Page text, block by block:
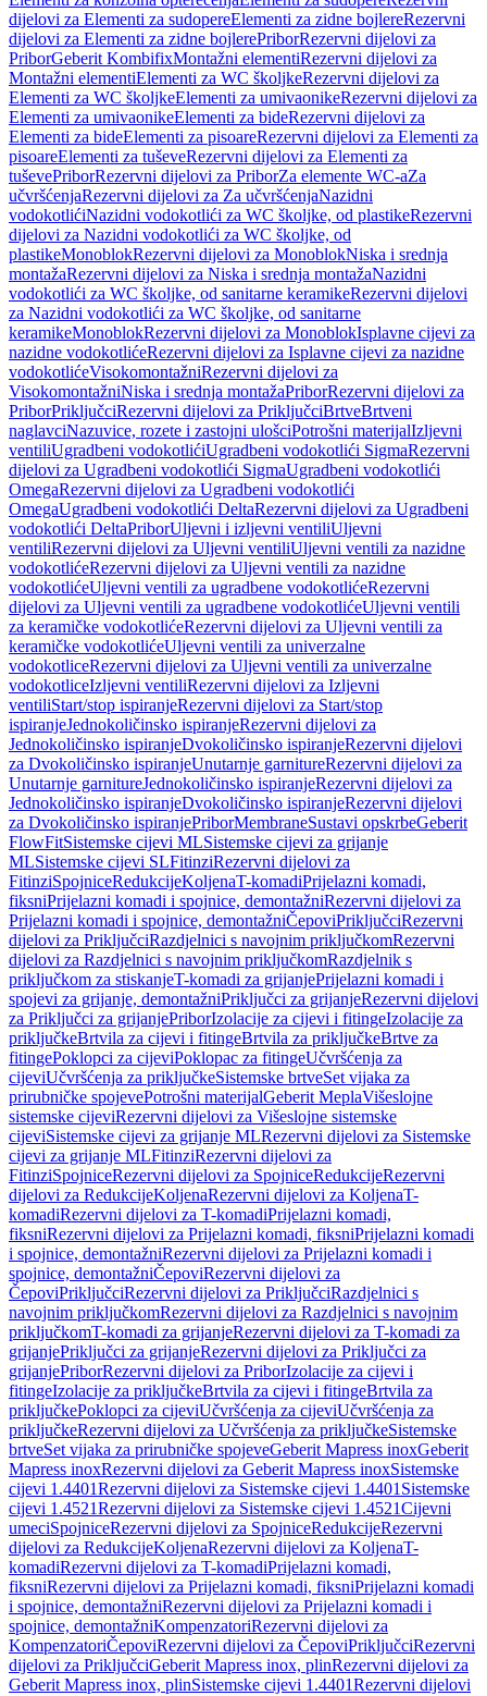
dijelovi za Elementi za sudopereElementi za zidne bojlereRezervni
dijelovi za Elementi za zidne bojlerePriborRezervni dijelovi za
PriborGeberit KombifixMontažni elementiRezervni dijelovi za
Montažni elementiElementi za WC školjkeRezervni dijelovi za
Elementi za WC školjkeElementi za umivaonikeRezervni dijelovi za
Elementi za umivaonikeElementi za bideRezervni dijelovi za
Elementi za bideElementi za pisoareRezervni dijelovi za Elementi za
pisoareElementi za tuševeRezervni dijelovi za Elementi za
tuševePriborRezervni dijelovi za PriborZa elemente WC-aZa
učvršćenjaRezervni dijelovi za Za učvršćenjaNazidni
vodokotlićiNazidni vodokotlići za WC školjke, od plastikeRezervni
dijelovi za Nazidni vodokotlići za WC školjke, od
plastikeMonoblokRezervni dijelovi za MonoblokNiska i srednja
montažaRezervni dijelovi za Niska i srednja montažaNazidni
vodokotlići za WC školjke, od sanitarne keramikeRezervni dijelovi
za Nazidni vodokotlići za WC školjke, od sanitarne
keramikeMonoblokRezervni dijelovi za MonoblokIsplavne cijevi za
nazidne vodokotlićeRezervni dijelovi za Isplavne cijevi za nazidne
vodokotlićeVisokomontažniRezervni dijelovi za
VisokomontažniNiska i srednja montažaPriborRezervni dijelovi za
PriborPriključciRezervni dijelovi za PriključciBrtveBrtveni
naglavciNazuvice, rozete i zastojni ulošciPotrošni materijalIzljevni
ventiliUgradbeni vodokotlićiUgradbeni vodokotlići SigmaRezervni
dijelovi za Ugradbeni vodokotlići SigmaUgradbeni vodokotlići
OmegaRezervni dijelovi za Ugradbeni vodokotlići
OmegaUgradbeni vodokotlići DeltaRezervni dijelovi za Ugradbeni
vodokotlići DeltaPriborUljevni i izljevni ventiliUljevni
ventiliRezervni dijelovi za Uljevni ventiliUljevni ventili za nazidne
vodokotlićeRezervni dijelovi za Uljevni ventili za nazidne
vodokotlićeUljevni ventili za ugradbene vodokotlićeRezervni
dijelovi za Uljevni ventili za ugradbene vodokotlićeUljevni ventili
za keramičke vodokotlićeRezervni dijelovi za Uljevni ventili za
keramičke vodokotlićeUljevni ventili za univerzalne
vodokotliceRezervni dijelovi za Uljevni ventili za univerzalne
vodokotliceIzljevni ventiliRezervni dijelovi za Izljevni
ventiliStart/stop ispiranjeRezervni dijelovi za Start/stop
ispiranjeJednokoličinsko ispiranjeRezervni dijelovi za
Jednokoličinsko ispiranjeDvokoličinsko ispiranjeRezervni dijelovi
za Dvokoličinsko ispiranjeUnutarnje garnitureRezervni dijelovi za
Unutarnje garnitureJednokoličinsko ispiranjeRezervni dijelovi za
Jednokoličinsko ispiranjeDvokoličinsko ispiranjeRezervni dijelovi
za Dvokoličinsko ispiranjePriborMembraneSustavi opskrbeGeberit
FlowFitSistemske cijevi MLSistemske cijevi za grijanje
MLSistemske cijevi SLFitinziRezervni dijelovi za
FitinziSpojniceRedukcijeKoljenaT-komadiPrijelazni komadi,
fiksniPrijelazni komadi i spojnice, demontažniRezervni dijelovi za
Prijelazni komadi i spojnice, demontažniČepoviPriključciRezervni
dijelovi za PriključciRazdjelnici s navojnim priključkomRezervni
dijelovi za Razdjelnici s navojnim priključkomRazdjelnik s
priključkom za stiskanjeT-komadi za grijanjePrijelazni komadi i
spojevi za grijanje, demontažniPriključci za grijanjeRezervni dijelovi
za Priključci za grijanjePriborIzolacije za cijevi i fitingeIzolacije za
priključkeBrtvila za cijevi i fitingeBrtvila za priključkeBrtve za
fitingePoklopci za cijeviPoklopac za fitingeUčvršćenja za
cijeviUčvršćenja za priključkeSistemske brtveSet vijaka za
prirubničke spojevePotrošni materijalGeberit MeplaVišeslojne
sistemske cijeviRezervni dijelovi za Višeslojne sistemske
cijeviSistemske cijevi za grijanje MLRezervni dijelovi za Sistemske
cijevi za grijanje MLFitinziRezervni dijelovi za
FitinziSpojniceRezervni dijelovi za SpojniceRedukcijeRezervni
dijelovi za RedukcijeKoljenaRezervni dijelovi za KoljenaT-
komadiRezervni dijelovi za T-komadiPrijelazni komadi,
fiksniRezervni dijelovi za Prijelazni komadi, fiksniPrijelazni komadi
i spojnice, demontažniRezervni dijelovi za Prijelazni komadi i
spojnice, demontažniČepoviRezervni dijelovi za
ČepoviPriključciRezervni dijelovi za PriključciRazdjelnici s
navojnim priključkomRezervni dijelovi za Razdjelnici s navojnim
priključkomT-komadi za grijanjeRezervni dijelovi za T-komadi za
grijanjePriključci za grijanjeRezervni dijelovi za Priključci za
grijanjePriborRezervni dijelovi za PriborIzolacije za cijevi i
fitingeIzolacije za priključkeBrtvila za cijevi i fitingeBrtvila za
priključkePoklopci za cijeviUčvršćenja za cijeviUčvršćenja za
priključkeRezervni dijelovi za Učvršćenja za priključkeSistemske
brtveSet vijaka za prirubničke spojeveGeberit Mapress inoxGeberit
Mapress inoxRezervni dijelovi za Geberit Mapress inoxSistemske
cijevi 1.4401Rezervni dijelovi za Sistemske cijevi 1.4401 Sistemske
cijevi 1.4521Rezervni dijelovi za Sistemske cijevi 1.4521Cijevni
umeciSpojniceRezervni dijelovi za SpojniceRedukcijeRezervni
dijelovi za RedukcijeKoljenaRezervni dijelovi za KoljenaT-
komadiRezervni dijelovi za T-komadiPrijelazni komadi,
fiksniRezervni dijelovi za Prijelazni komadi, fiksniPrijelazni komadi
i spojnice, demontažniRezervni dijelovi za Prijelazni komadi i
spojnice, demontažniKompenzatoriRezervni dijelovi za
KompenzatoriČepoviRezervni dijelovi za ČepoviPriključciRezervni
dijelovi za PriključciGeberit Mapress inox, plinRezervni dijelovi za
Geberit Mapress inox, plinSistemske cijevi 1.4401Rezervni dijelovi